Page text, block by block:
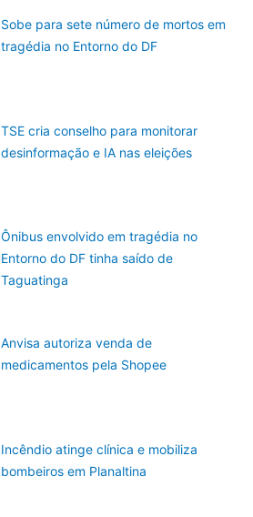
Sobe para sete número de mortos em
tragédia no Entorno do DF
TSE cria conselho para monitorar
desinformação e IA nas eleições
Ônibus envolvido em tragédia no
Entorno do DF tinha saído de
Taguatinga
Anvisa autoriza venda de
medicamentos pela Shopee
Incêndio atinge clínica e mobiliza
bombeiros em Planaltina